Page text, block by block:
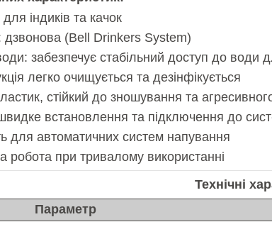
індиків та качок
(Bell Drinkers System)
забезпечує стабільний доступ до води
легко очищується та дезінфікується
стійкий до зношування та
встановлення та підключення до
для автоматичних систем напування
робота при тривалому використанні
Технічні
Параметр